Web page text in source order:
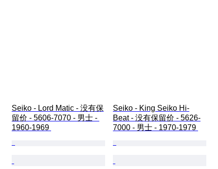
Seiko - Lord Matic - 没有保
留价 - 5606-7070 - 男士 -
1960-1969
Seiko - King Seiko Hi-
Beat - 没有保留价 - 5626-
7000 - 男士 - 1970-1979